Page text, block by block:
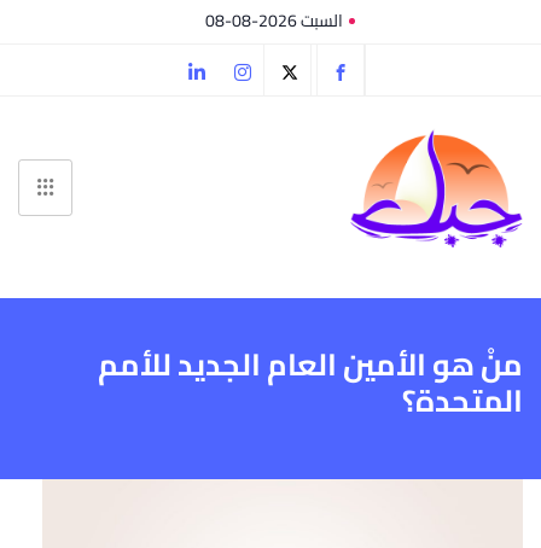
السبت 2026-08-08
منْ هو الأمين العام الجديد للأمم
المتحدة؟